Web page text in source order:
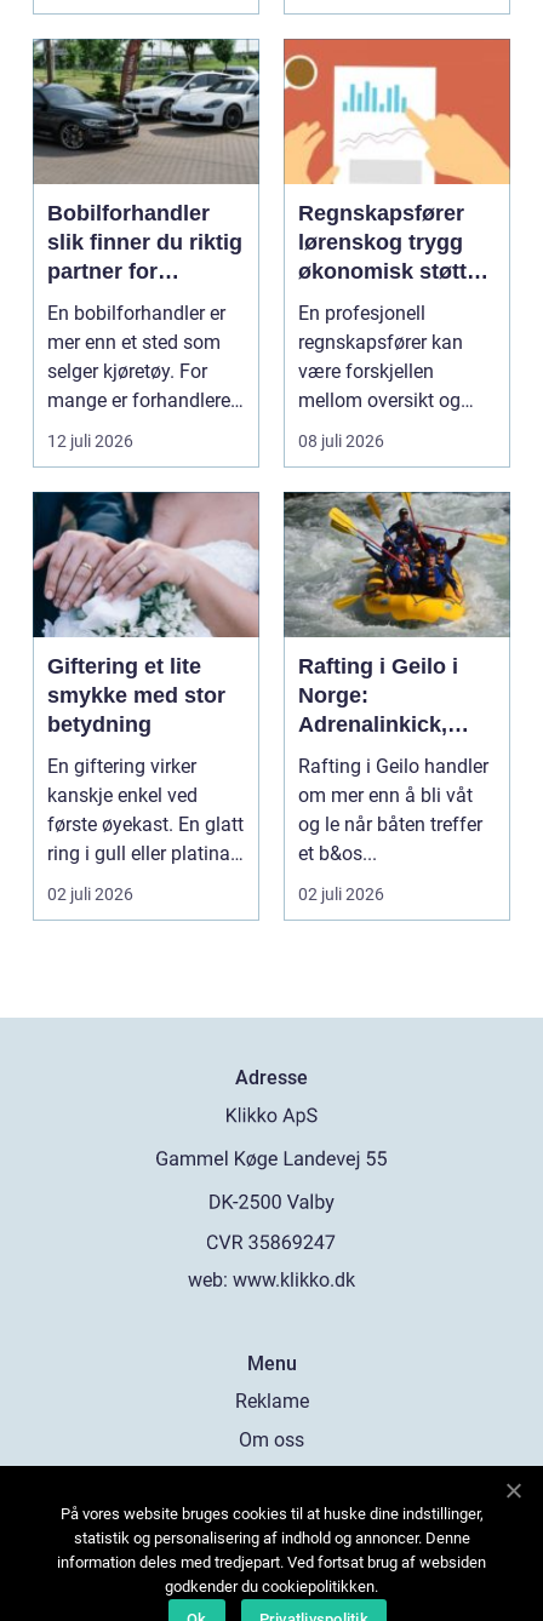
Bobilforhandler
slik finner du riktig
partner for
feriedrømmen
En bobilforhandler er
mer enn et sted som
selger kjøretøy. For
mange er forhandleren
en langsiktig s...
12 juli 2026
Regnskapsfører
lørenskog trygg
økonomisk støtte i
hverdagen
En profesjonell
regnskapsfører kan
være forskjellen
mellom oversikt og
kaos i bedriftens
økonomi. Fo...
08 juli 2026
Giftering et lite
smykke med stor
betydning
En giftering virker
kanskje enkel ved
første øyekast. En glatt
ring i gull eller platina,
som sjelde...
02 juli 2026
Rafting i Geilo i
Norge:
Adrenalinkick,
naturopplevelser
og fellesskap
Rafting i Geilo handler
om mer enn å bli våt
og le når båten treffer
et b&os...
02 juli 2026
Adresse
web: www.klikko.dk
Menu
Reklame
Om oss
Kontakt Oss
Sitemap
På vores website bruges cookies til at huske dine indstillinger,
statistik og personalisering af indhold og annoncer. Denne
information deles med tredjepart. Ved fortsat brug af websiden
godkender du cookiepolitikken.